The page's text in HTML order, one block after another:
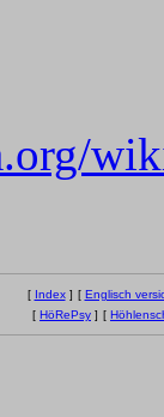
[ Index] [ Englisch
[ HöRePsy ] [